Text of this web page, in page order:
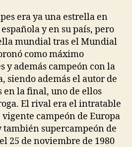
era ya una estrella en
y en su país, pero
mundial tras el Mundial
como máximo
y además campeón con la
siendo además el autor de
en la final, uno de ellos
El rival era el intratable
campeón de Europa
también supercampeón de
25 de noviembre de 1980